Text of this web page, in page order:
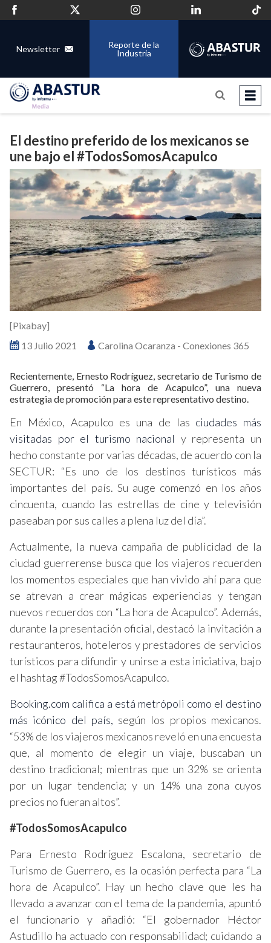
Newsletter
Reporte de la
Industria
El destino preferido de los mexicanos se
une bajo el #TodosSomosAcapulco
13 Julio 2021 Carolina Ocaranza - Conexiones 365
[Pixabay]
Recientemente, Ernesto Rodríguez, secretario de Turismo de
Guerrero, presentó “La hora de Acapulco”, una nueva
estrategia de promoción para este representativo destino.
En México, Acapulco es una de las ciudades más
visitadas por el turismo nacional y representa un
hecho constante por varias décadas, de acuerdo con la
SECTUR: “Es uno de los destinos turísticos más
importantes del país. Su auge comenzó en los años
cincuenta, cuando las estrellas de cine y televisión
paseaban por sus calles a plena luz del día”.
Actualmente, la nueva campaña de publicidad de la
ciudad guerrerense busca que los viajeros recuerden
los momentos especiales que han vivido ahí para que
se atrevan a crear mágicas experiencias y tengan
nuevos recuerdos con “La hora de Acapulco”. Además,
durante la presentación oficial, destacó la invitación a
restauranteros, hoteleros y prestadores de servicios
turísticos para difundir y unirse a esta iniciativa, bajo
el hashtag #TodosSomosAcapulco.
Booking.com califica a está metrópoli como el destino
más icónico del país, según los propios mexicanos.
“53% de los viajeros mexicanos reveló en una encuesta
que, al momento de elegir un viaje, buscaban un
destino tradicional; mientras que un 32% se orienta
por un lugar tendencia; y un 14% una zona cuyos
precios no fueran altos”.
#TodosSomosAcapulco
Para Ernesto Rodríguez Escalona, secretario de
Turismo de Guerrero, es la ocasión perfecta para “La
hora de Acapulco”. Hay un hecho clave que les ha
llevado a avanzar con el tema de la pandemia, apuntó
el funcionario y añadió: “El gobernador Héctor
Astudillo ha actuado con responsabilidad; cuidando a